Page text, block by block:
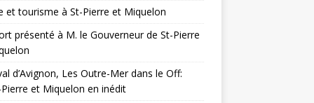
et tourisme à St-Pierre et Miquelon
présenté à M. le Gouverneur de St-Pierre
d’Avignon, Les Outre-Mer dans le Off:
et Miquelon en inédit